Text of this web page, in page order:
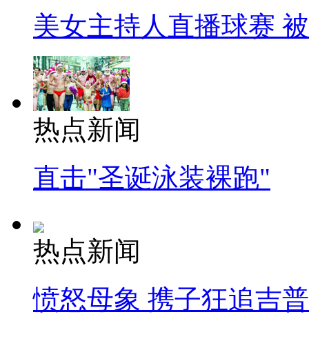
美女主持人直播球赛
热点新闻
直击"圣诞泳装裸跑"
热点新闻
愤怒母象 携子狂追吉